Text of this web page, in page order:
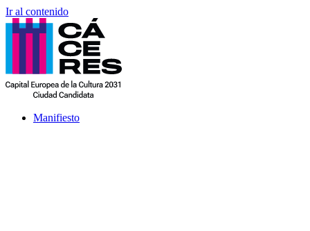
Ir al contenido
Manifiesto